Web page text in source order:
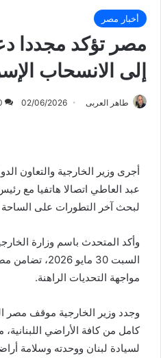
أخبار مصر
مصر تؤكد مجددا
إلى الانسحاب
طاهر العربى 02/06/2026
أجرى وزير الخارجية والتعاون
عبد العاطي اتصالا هاتفيا مع
لبحث آخر التطورات على الساحة
وأكد المتحدث باسم وزارة
السبت 30 مايو
مواجهة التحديات الراهنة.
وجدد وزير الخارجية موقف مصر
كامل من كافة الأراضي
لسيادة لبنان ووحدته وسلامة